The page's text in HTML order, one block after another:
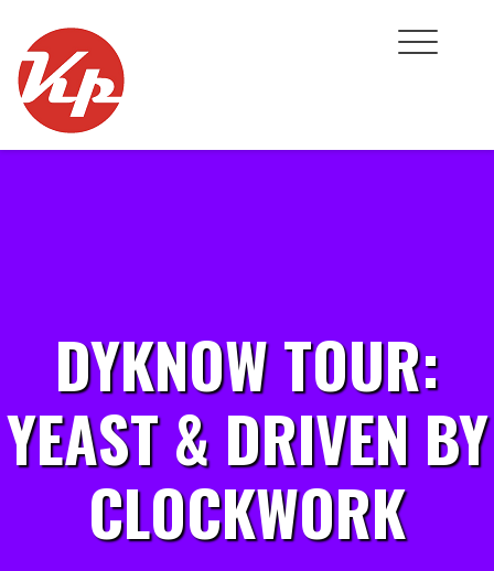
content
DYKNOW TOUR:
YEAST & DRIVEN BY
CLOCKWORK